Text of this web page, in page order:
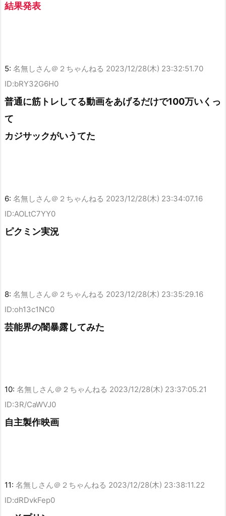
結果発表
5: 名無しさん＠２ちゃんねる 2023/12/28(木) 23:32:51.70
ID:bRY32G6H0
普通に筋トレしてる動画をあげるだけで100万いくっ
て
カジサックがいうてた
6: 名無しさん＠２ちゃんねる 2023/12/28(木) 23:34:07.16
ID:AOLtC7YY0
ピクミン実況
8: 名無しさん＠２ちゃんねる 2023/12/28(木) 23:35:29.16
ID:oh13c1NC0
芸能界の闇暴露してみた
10: 名無しさん＠２ちゃんねる 2023/12/28(木) 23:37:05.21
ID:3R/CaWVJ0
自主製作映画
11: 名無しさん＠２ちゃんねる 2023/12/28(木) 23:38:11.22
ID:dRDvkFep0